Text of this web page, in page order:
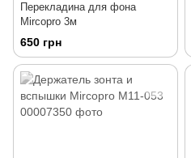
Перекладина для фона
Mircopro 3м
650 грн